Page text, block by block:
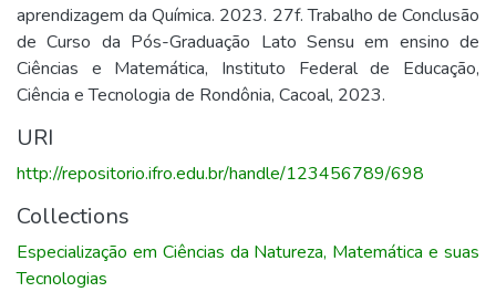
aprendizagem da Química. 2023. 27f. Trabalho de Conclusão
de Curso da Pós-Graduação Lato Sensu em ensino de
Ciências e Matemática, Instituto Federal de Educação,
Ciência e Tecnologia de Rondônia, Cacoal, 2023.
URI
http://repositorio.ifro.edu.br/handle/123456789/698
Collections
Especialização em Ciências da Natureza, Matemática e suas
Tecnologias